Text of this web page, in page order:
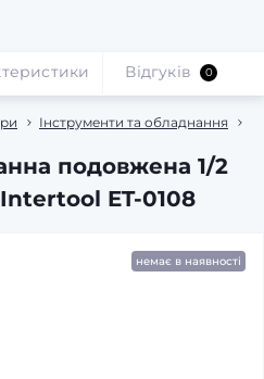
Інструменти та обладнання
подовжена 1/2
ET-0108
Відгуків 0
немає в наявності